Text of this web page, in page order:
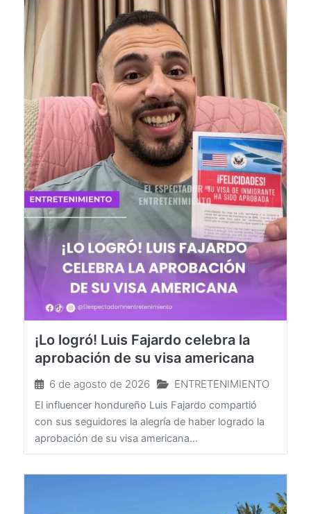
¡Lo logró! Luis Fajardo celebra la
aprobación de su visa americana
6 de agosto de 2026 ENTRETENIMIENTO
El influencer hondureño Luis Fajardo compartió
con sus seguidores la alegría de haber logrado la
aprobación de su visa americana...